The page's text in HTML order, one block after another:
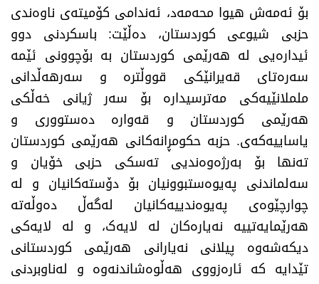
​بۆ ئەمەش هیوا محەمەد، ئەندامی کۆمیتەی ناوەندی
حزبی شیوعی کوردستان، دەڵێت: باسکردنی دوو
ئیدارەیی لە هەرێمی کوردستان بە بۆچوونی ئێمە
سەرەتای قەیرانێکی قووڵترە و سەرهەڵدانی
ململانێیەکی مەترسیدارە بۆ سەر ژیانی خەڵکی
هەرێمی کوردستان و قەوارە دەستووری و
یاساییەکەی. حزبە حکومڕانەکانی هەرێمی کوردستان
تەنها بۆ بەرژەوەندیی تەسکی حزبی خۆیان و
سەلماندنی پەیوەستبوونیان بۆ دۆستەکانیان و لە
چوارچێوەی پەیوەندییەکانیان لەگەڵ دەوڵەتە
هەرێمایەتییە نەیارەکان لە لایەک، و لە لایەکی
دیکەشەوە پیلانی نەیارانی هەرێمی کوردستانی
تێدایە کە ئارەزووی هەڵوەشاندنەوە و لەناوبردنی